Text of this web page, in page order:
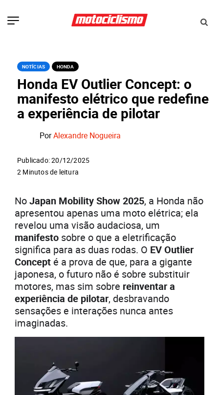
NOTÍCIAS HONDA
Honda EV Outlier Concept: o
manifesto elétrico que redefine
a experiência de pilotar
PorAlexandre Nogueira
Publicado: 20/12/2025
2 Minutos de leitura
NoJapan Mobility Show 2025, a Honda não
apresentou apenas uma moto elétrica; ela
revelou uma visão audaciosa, um
manifesto sobre o que a eletrificação
significa para as duas rodas. O EV Outlier
Concept é a prova de que, para a gigante
japonesa, o futuro não é sobre substituir
motores, mas sim sobre reinventar a
experiência de pilotar, desbravando
sensações e interações nunca antes
imaginadas.